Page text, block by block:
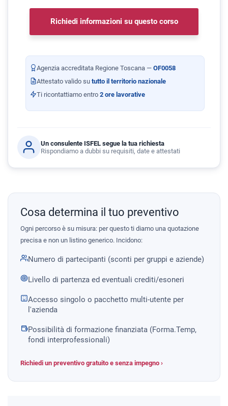
Richiedi informazioni su questo corso
Agenzia accreditata Regione Toscana — OF0058
Attestato valido su tutto il territorio nazionale
Ti ricontattiamo entro 2 ore lavorative
Un consulente ISFEL segue la tua richiesta
Rispondiamo a dubbi su requisiti, date e attestati
Cosa determina il tuo preventivo
Ogni percorso è su misura: per questo ti diamo una quotazione
precisa e non un listino generico. Incidono:
Numero di partecipanti (sconti per gruppi e aziende)
Livello di partenza ed eventuali crediti/esoneri
Accesso singolo o pacchetto multi-utente per
l'azienda
Possibilità di formazione finanziata (Forma.Temp,
fondi interprofessionali)
Richiedi un preventivo gratuito e senza impegno ›